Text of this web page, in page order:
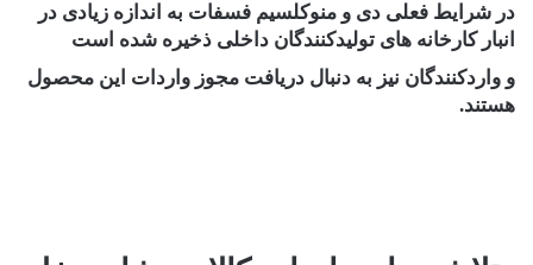
در شرایط فعلی دی و منوکلسیم فسفات به اندازه زیادی در
انبار کارخانه های تولیدکنندگان داخلی ذخیره شده است
و واردکنندگان نیز به دنبال دریافت مجوز واردات این محصول
هستند.